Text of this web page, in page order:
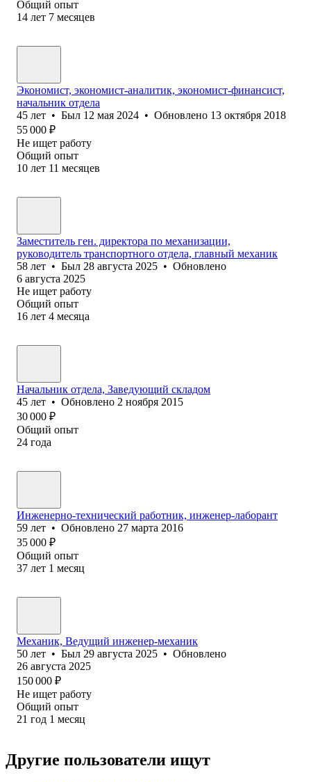
Общий опыт
14 лет 7 месяцев
Экономист, экономист-аналитик, экономист-финансист,
начальник отдела
45 лет • Был 12 мая 2024 • Обновлено 13 октября 2018
55 000 ₽
Не ищет работу
Общий опыт
10 лет 11 месяцев
Заместитель ген. директора по механизации,
руководитель транспортного отдела, главный механик
58 лет • Был 28 августа 2025 • Обновлено
6 августа 2025
Не ищет работу
Общий опыт
16 лет 4 месяца
Начальник отдела, Заведующий складом
45 лет • Обновлено 2 ноября 2015
30 000 ₽
Общий опыт
24 года
Инженерно-технический работник, инженер-лаборант
59 лет • Обновлено 27 марта 2016
35 000 ₽
Общий опыт
37 лет 1 месяц
Механик, Ведущий инженер-механик
50 лет • Был 29 августа 2025 • Обновлено
26 августа 2025
150 000 ₽
Не ищет работу
Общий опыт
21 год 1 месяц
Другие пользователи ищут